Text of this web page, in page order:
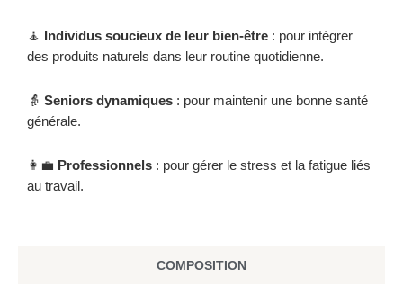
COMPOSITION
🧘 Individus soucieux de leur bien-être : pour intégrer
des produits naturels dans leur routine quotidienne.
👵 Seniors dynamiques : pour maintenir une bonne santé
générale.
👩‍💼 Professionnels : pour gérer le stress et la fatigue liés
au travail.